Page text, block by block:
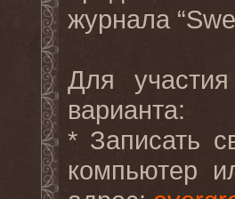
журнала “
Для
варианта:
* Записать
компьютер